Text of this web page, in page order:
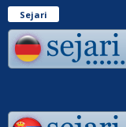
Sejari